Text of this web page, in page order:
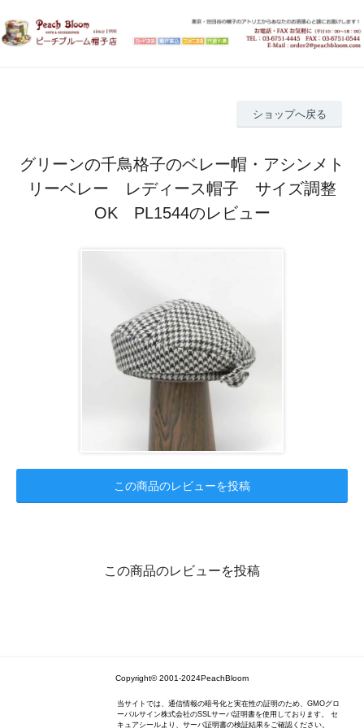
ショップへ戻る
グリーンの千鳥格子のベレー帽・アシンメト
リーベレー レディース帽子 サイズ調整
OK PL1544のレビュー
この商品のレビューを投稿
この商品のレビューを投稿
Copyright© 2001-2024PeachBloom
当サイトでは、通信情報の暗号化と実在性の証明のため、GMOグロ
ーバルサイン株式会社のSSLサーバ証明書を使用しております。 セ
キュアシールより、サーバ証明書の検証結果をご確認ください。